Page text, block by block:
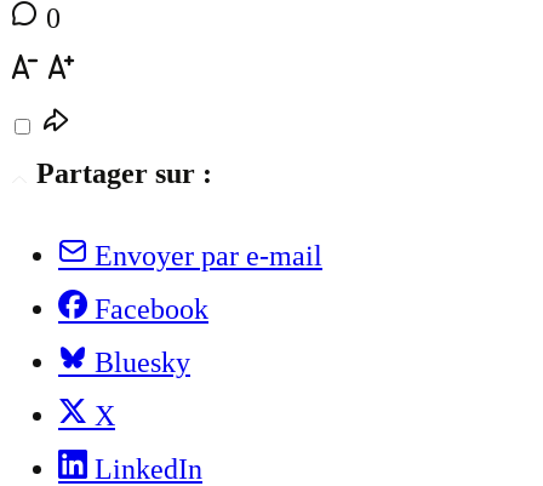
0
Partager sur :
Envoyer par e-mail
Facebook
Bluesky
X
LinkedIn